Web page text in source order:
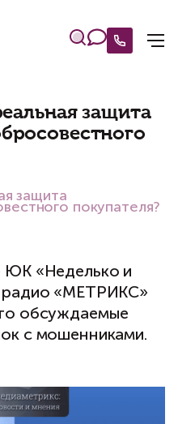
защита
защита
покупателя?
ЮК «Неделько и
радио «МЕТРИКС»
обсуждаемые
с мошенниками.